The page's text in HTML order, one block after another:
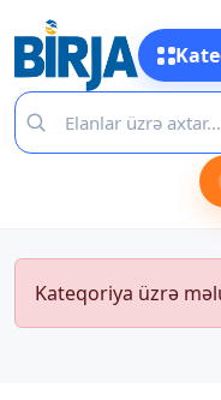
Kateqoriya üzrə